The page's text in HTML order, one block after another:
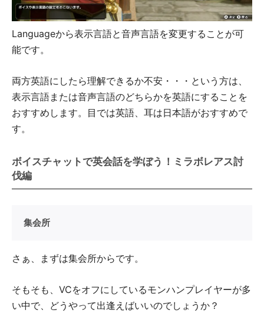
Languageから表示言語と音声言語を変更することが可
能です。
両方英語にしたら理解できるか不安・・・という方は、
表示言語または音声言語のどちらかを英語にすることを
おすすめします。目では英語、耳は日本語がおすすめで
す。
ボイスチャットで英会話を学ぼう！ミラボレアス討
伐編
集会所
さぁ、まずは集会所からです。
そもそも、VCをオフにしているモンハンプレイヤーが多
い中で、どうやって出逢えばいいのでしょうか？